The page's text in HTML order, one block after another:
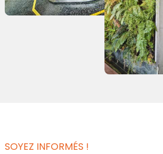
SOYEZ INFORMÉS !